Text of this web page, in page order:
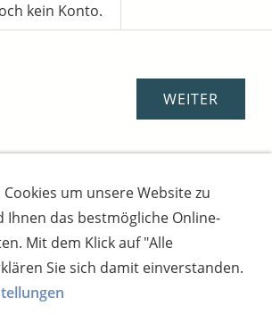
kein Konto.
AGB
Widerrufsbutton
Online-Streitschlichtung
Versand
Bezahlsysteme
Versandtage Cookies
Consorsbank, Kt-Inhaber:
um unsere Website zu
das bestmögliche Online-
Mit dem Klick auf "Alle
Sie sich damit einverstanden.